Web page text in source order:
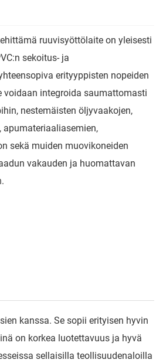
ruuvisyöttölaite on yleisesti
sekoitus- ja
erityyppisten nopeiden
voidaan integroida saumattomasti
nestemäisten öljyvaakojen,
apumateriaaliasemien,
sekä muiden muovikoneiden
vakauden ja huomattavan
kanssa. Se sopii erityisen hyvin
on korkea luotettavuus ja hyvä
sellaisilla teollisuudenaloilla